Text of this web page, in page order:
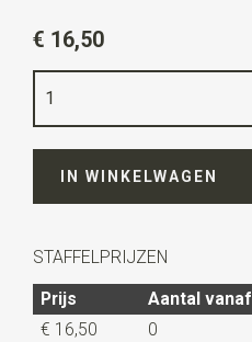
linden green
Kwaliteit
Lengte140 cm
€ 16,50
IN WINKELWAGEN
STAFFELPRIJZEN
Prijs
Aantal vanaf
€ 16,50
0